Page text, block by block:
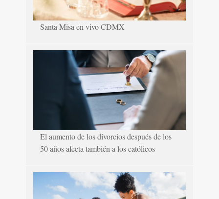
Santa Misa en vivo CDMX
El aumento de los divorcios después de los
50 años afecta también a los católicos